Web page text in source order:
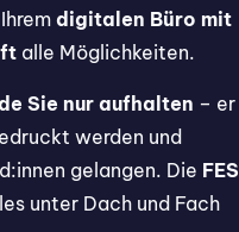
digitalen Büro mit
alle Möglichkeiten.
Sie nur aufhalten – er
werden und
gelangen. Die FES
unter Dach und Fach